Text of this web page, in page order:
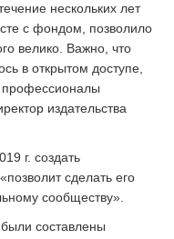
течение нескольких лет
с фондом, позволило
велико. Важно, что
в открытом доступе,
профессионалы
издательства
г. создать
сделать его
сообществу».
составлены